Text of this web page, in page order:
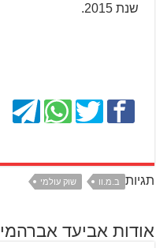
שנת 2015.
תגיות ב.מ.וו שוק עולמי
אודות אביעד אברהמי